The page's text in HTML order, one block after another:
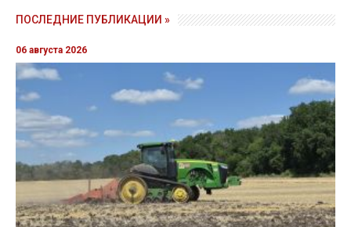
ПОСЛЕДНИЕ ПУБЛИКАЦИИ »
06 августа 2026